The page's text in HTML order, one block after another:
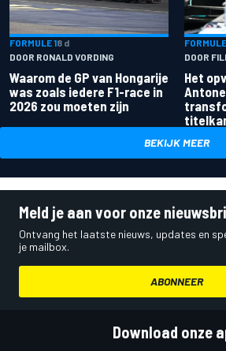
FORMULE 18 d
DOOR RONALD VORDING
Waarom de GP van Hongarije
was zoals iedere F1-race in
2026 zou moeten zijn
DOOR
Het
BEKIJK MEER
Meld je aan voor onze
Ontvang het laatste nieuws, updates en
je mailbox.
ABONNEER
Download onze